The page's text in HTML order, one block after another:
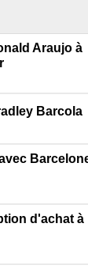
Araujo à
Barcola
d'achat à